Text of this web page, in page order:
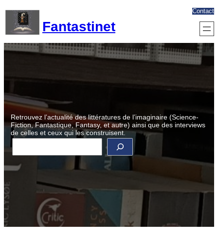
contenu
Fantastinet
Contact
Retrouvez l’actualité des littératures de l’imaginaire (Science-
Fiction, Fantastique, Fantasy, et autre) ainsi que des interviews
de celles et ceux qui les construisent.
R
e
c
e